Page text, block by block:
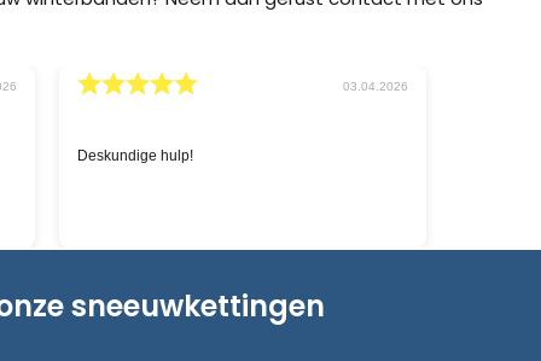
02.03.2026
Snelle service en goede prijzen.
sneeuwkettingen